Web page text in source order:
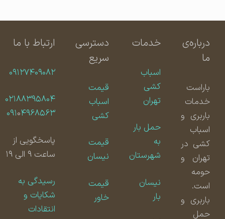
درباره‌ی
باراست
خدمات
باربری و
اسباب
کشی در
تهران و
حومه
است.
باربری و
حمل
خدمات
اسباب
کشی
تهران
حمل بار
شهرستان
نیسان
دسترسی
سریع
قیمت
اسباب
کشی
قیمت
نیسان
قیمت
ارتباط با ما
۰۹۱۲۷۴۰۹۰۸۲
۰۲۱۸۸۳۹۵۸۰۴
۰۹۱۰۴۹۶۸۵۶۳
پاسخگویی از
ساعت ۹ الی ۱۹
رسیدگی به
شکایات و
انتقادات